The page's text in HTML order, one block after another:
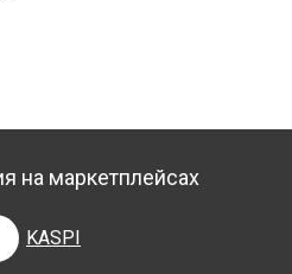
на маркетплейсах
KASPI